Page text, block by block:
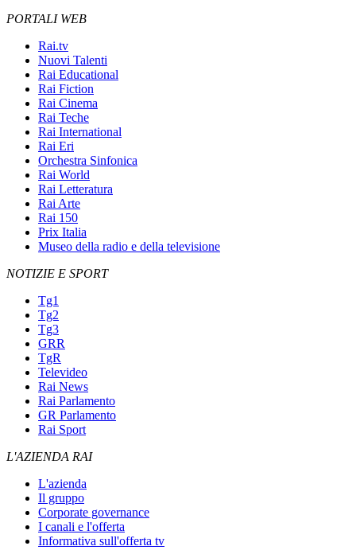
PORTALI WEB
Rai.tv
Nuovi Talenti
Rai Educational
Rai Fiction
Rai Cinema
Rai Teche
Rai International
Rai Eri
Orchestra Sinfonica
Rai World
Rai Letteratura
Rai Arte
Rai 150
Prix Italia
Museo della radio e della televisione
NOTIZIE E SPORT
Tg1
Tg2
Tg3
GRR
TgR
Televideo
Rai News
Rai Parlamento
GR Parlamento
Rai Sport
L'AZIENDA RAI
L'azienda
Il gruppo
Corporate governance
I canali e l'offerta
Informativa sull'offerta tv